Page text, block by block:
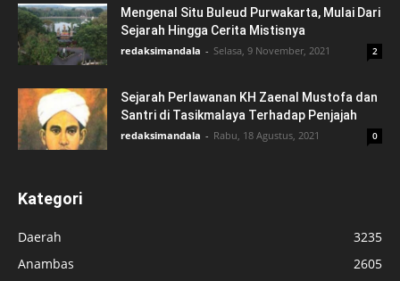
Mengenal Situ Buleud Purwakarta, Mulai Dari
Sejarah Hingga Cerita Mistisnya
redaksimandala - Selasa, 9 November, 2021 2
Sejarah Perlawanan KH Zaenal Mustofa dan
Santri di Tasikmalaya Terhadap Penjajah
redaksimandala - Rabu, 18 Agustus, 2021 0
Kategori
Daerah
3235
Anambas
2605